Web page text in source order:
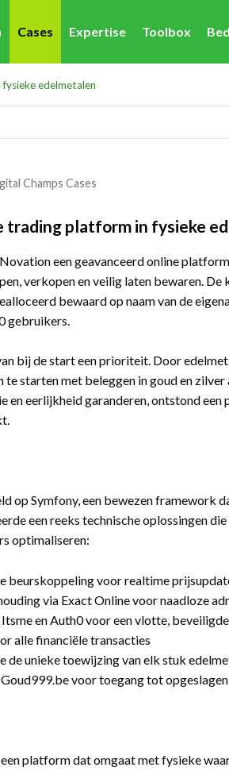
Cases Expertise Toolbox
edelmetalen
Champs Cases
trading platform in fysieke
een geavanceerd online
verkopen en veilig laten bewaren.
bewaard op naam van de
gebruikers.
bij de start een prioriteit. Door
te starten met beleggen in goud en
en eerlijkheid garanderen, ontstond
op Symfony, een bewezen framework
een reeks technische oplossingen
optimaliseren:
beurskoppe­ling voor realtime
via Exact Online voor naadloze
en Auth0 voor een vlotte,
alle financiële transacties
de unieke toewijzing van elk stuk
voor toegang tot
platform dat omgaat met fysieke